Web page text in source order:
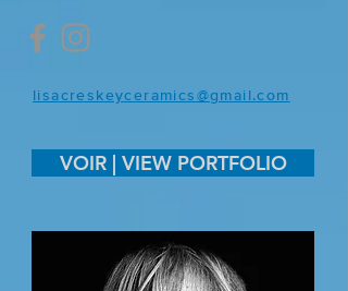
lisacreskeyceramics@gmail.com
VOIR | VIEW PORTFOLIO